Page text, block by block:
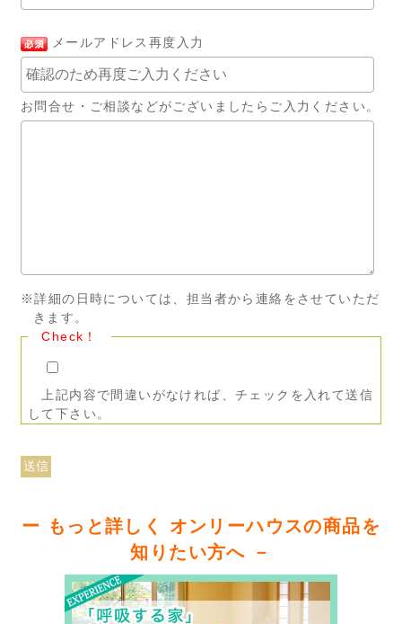
メールアドレス再度入力
お問合せ・ご相談などがございましたらご入力ください。
※詳細の日時については、担当者から連絡をさせていただ
きます。
Check！
上記内容で間違いがなければ、チェックを入れて送信
して下さい。
ー もっと詳しく オンリーハウスの商品を
知りたい方へ －